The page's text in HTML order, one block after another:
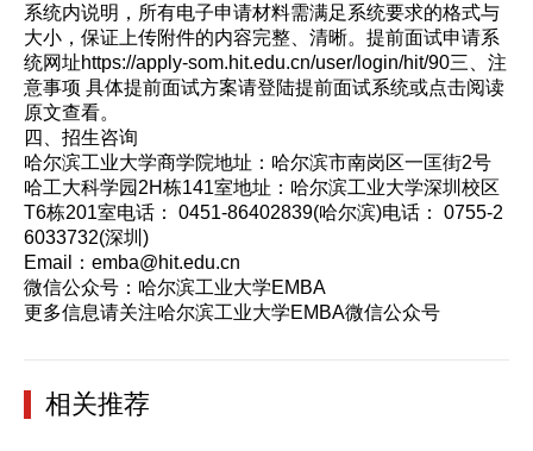
系统内说明，所有电子申请材料需满足系统要求的格式与
大小，保证上传附件的内容完整、清晰。提前面试申请系
统网址https://apply-som.hit.edu.cn/user/login/hit/90三、注
意事项 具体提前面试方案请登陆提前面试系统或点击阅读
原文查看。
四、招生咨询
哈尔滨工业大学商学院地址：哈尔滨市南岗区一匡街2号
哈工大科学园2H栋141室地址：哈尔滨工业大学深圳校区
T6栋201室电话： 0451-86402839(哈尔滨)电话： 0755-2
6033732(深圳)
Email：emba@hit.edu.cn
微信公众号：哈尔滨工业大学EMBA
更多信息请关注哈尔滨工业大学EMBA微信公众号
相关推荐